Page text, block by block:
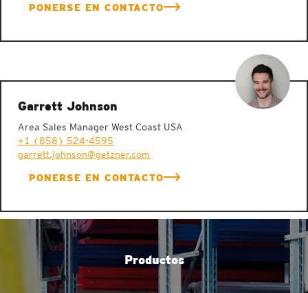
PONERSE EN CONTACTO
Garrett Johnson
Area Sales Manager West Coast USA
+1 (858) 524-4595
garrett.johnson@getzner.com
PONERSE EN CONTACTO
Productos